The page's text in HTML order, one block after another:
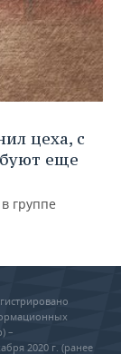
цеха, с
еще
группе
–
2020 г. (ранее